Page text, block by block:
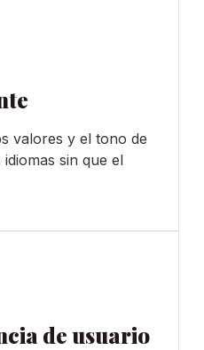
valores y el tono de
sin que el
de usuario